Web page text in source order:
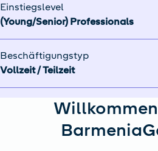
Einstiegslevel
(Young/Senior) Professionals
Beschäftigungstyp
Vollzeit / Teilzeit